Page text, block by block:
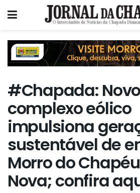
#Chapada: Novo
complexo eólico
impulsiona
sustentável de
Morro do
Nova; confira